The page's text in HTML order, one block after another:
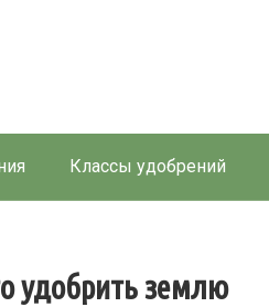
Классы удобрений
удобрить землю